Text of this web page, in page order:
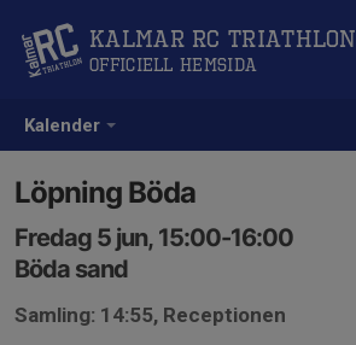
Kalender
Kalmar RC Triathlon
Officiell hemsida
Löpning Böda
Fredag 5 jun, 15:00-16:00
Böda sand
Samling: 14:55, Receptionen